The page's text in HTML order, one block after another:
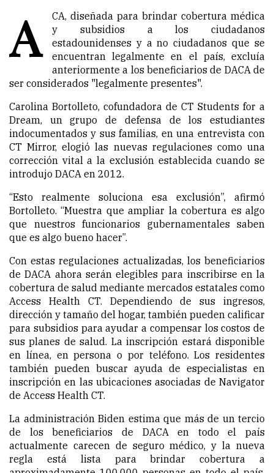
A
CA, diseñada para brindar cobertura médica
y subsidios a los ciudadanos
estadounidenses y a no ciudadanos que se
encuentran legalmente en el país, excluía
anteriormente a los beneficiarios de DACA de
ser considerados "legalmente presentes".
Carolina Bortolleto, cofundadora de CT Students for a
Dream, un grupo de defensa de los estudiantes
indocumentados y sus familias, en una entrevista con
CT Mirror, elogió las nuevas regulaciones como una
corrección vital a la exclusión establecida cuando se
introdujo DACA en 2012.
“Esto realmente soluciona esa exclusión”, afirmó
Bortolleto. “Muestra que ampliar la cobertura es algo
que nuestros funcionarios gubernamentales saben
que es algo bueno hacer”.
Con estas regulaciones actualizadas, los beneficiarios
de DACA ahora serán elegibles para inscribirse en la
cobertura de salud mediante mercados estatales como
Access Health CT. Dependiendo de sus ingresos,
dirección y tamaño del hogar, también pueden calificar
para subsidios para ayudar a compensar los costos de
sus planes de salud. La inscripción estará disponible
en línea, en persona o por teléfono. Los residentes
también pueden buscar ayuda de especialistas en
inscripción en las ubicaciones asociadas de Navigator
de Access Health CT.
La administración Biden estima que más de un tercio
de los beneficiarios de DACA en todo el país
actualmente carecen de seguro médico, y la nueva
regla está lista para brindar cobertura a